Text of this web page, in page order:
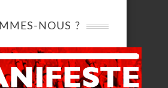
NOUS ?